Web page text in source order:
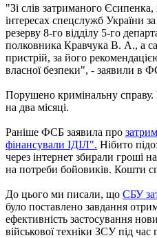
"Зі слів затриманого
інтересах спецслужб України
резерву 8-го відділу 5-го
полковника Кравчука В. А., а
пристрій, за його
власної безпеки", - заявили в
Порушено кримінальну
на два місяці.
Раніше ФСБ заявила про
фінансували ІДІЛ". Нібито
через інтернет збирали гроші
на потреби бойовиків. Кошти
До цього ми писали, що СБУ
було поставлено завдання
ефективність застосування
військової техніки ЗСУ під